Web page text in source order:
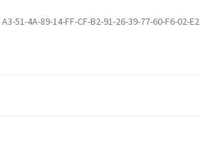
A3-51-4A-89-14-FF-CF-B2-91-26-39-77-60-F6-02-E2